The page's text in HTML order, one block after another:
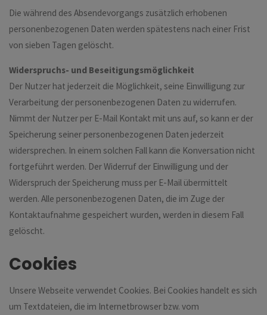
Die während des Absendevorgangs zusätzlich erhobenen
personenbezogenen Daten werden spätestens nach einer Frist
von sieben Tagen gelöscht.
Widerspruchs- und Beseitigungsmöglichkeit
Der Nutzer hat jederzeit die Möglichkeit, seine Einwilligung zur
Verarbeitung der personenbezogenen Daten zu widerrufen.
Nimmt der Nutzer per E-Mail Kontakt mit uns auf, so kann er der
Speicherung seiner personenbezogenen Daten jederzeit
widersprechen. In einem solchen Fall kann die Konversation nicht
fortgeführt werden. Der Widerruf der Einwilligung und der
Widerspruch der Speicherung muss per E-Mail übermittelt
werden. Alle personenbezogenen Daten, die im Zuge der
Kontaktaufnahme gespeichert wurden, werden in diesem Fall
gelöscht.
Cookies
Unsere Webseite verwendet Cookies. Bei Cookies handelt es sich
um Textdateien, die im Internetbrowser bzw. vom